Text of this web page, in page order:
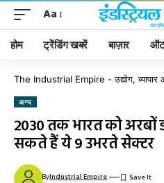
Aa
होम ट्रेंडिंग खबरें बाज़ार
अन्य
2030 तक भारत को अरबों
सकते हैं ये 9 उभरते सेक्टर
ByIndustrial Empire